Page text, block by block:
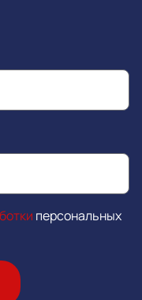
персональных